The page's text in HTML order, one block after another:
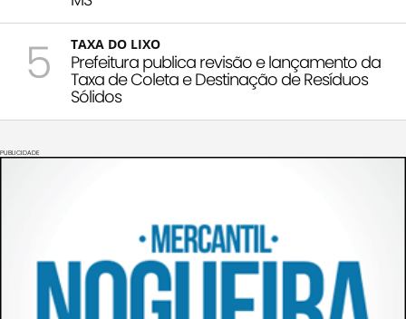
5 TAXA DO LIXO
Prefeitura publica revisão e lançamento da
Taxa de Coleta e Destinação de Resíduos
Sólidos
PUBLICIDADE